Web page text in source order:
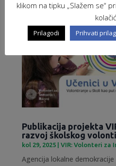
Publikacija projekta
razvoj školskog
kol 29, 2025| VIR: Volonteri za
Agencija lokalne demokracije
klikom na tipku „Slažem se“
Prilagodi Prihvati